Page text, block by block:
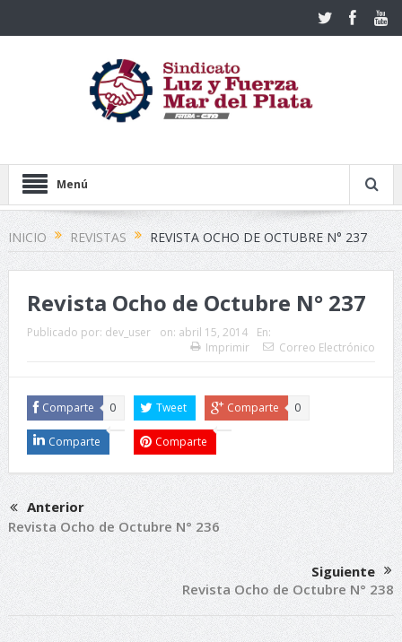
Menú
INICIO REVISTAS REVISTA OCHO DE OCTUBRE N° 237
Revista Ocho de Octubre N° 237
Publicado por: dev_user on: abril 15, 2014
En:
Imprimir
Correo Electrónico
Comparte 0 Tweet Comparte 0
Comparte Comparte
Anterior
Revista Ocho de Octubre N° 236
Siguiente
Revista Ocho de Octubre N° 238